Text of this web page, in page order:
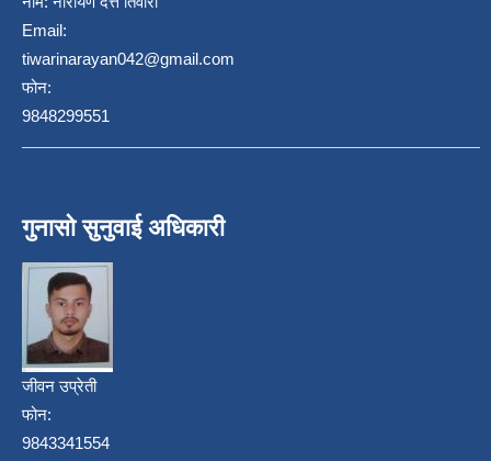
Email:
tiwarinarayan042@gmail.com
फोन:
9848299551
गुनासो सुनुवाई अधिकारी
जीवन उप्रेती
फोन:
9843341554